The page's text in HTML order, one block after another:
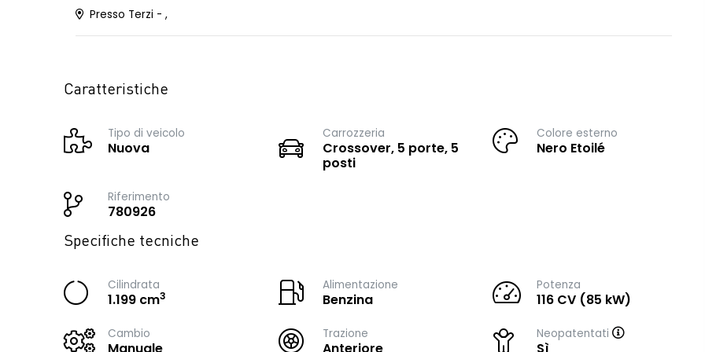
Presso Terzi - ,
Caratteristiche
Tipo di veicolo
Nuova
Carrozzeria
Crossover, 5 porte, 5
posti
Colore esterno
Nero Etoilé
Riferimento
780926
Specifiche tecniche
Cilindrata
1.199 cm3
Alimentazione
Benzina
Potenza
116 CV (85 kW)
Cambio Trazione Neopatentati